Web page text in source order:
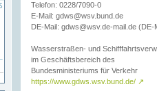
Telefon: 0228/7090-0
E-Mail: gdws@wsv.bund.de
DE-Mail: gdws@wsv.de-mail.de
Wasserstraßen- und
im Geschäftsbereich des
Bundesministeriums für Verkehr
https://www.gdws.wsv.bund.de/ ↗